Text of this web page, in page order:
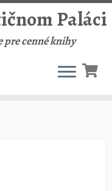
Paláci
cenné knihy